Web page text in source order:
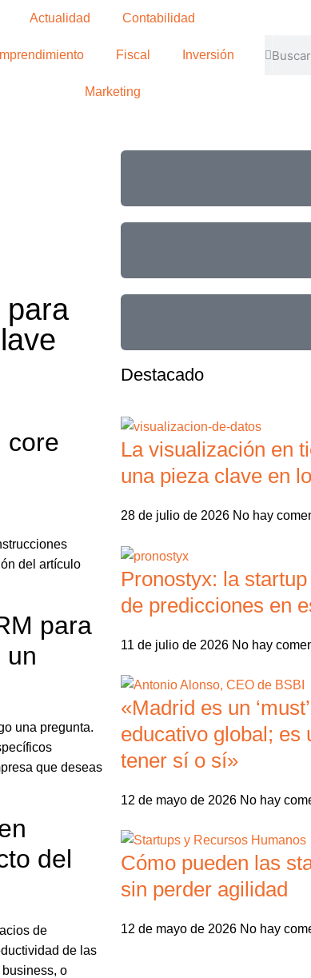
Actualidad Contabilidad
Fiscal Inversión
Marketing
para
core
del artículo
para
un
una pregunta.
que deseas
del
de
de las
o
Destacado
La visualización en
una pieza clave en
28 de julio de 2026 No hay
Pronostyx: la
de predicciones en
11 de julio de 2026 No hay
«Madrid es un
educativo global; es
tener sí o sí»
12 de mayo de 2026 No hay
Cómo pueden las
sin perder agilidad
12 de mayo de 2026 No hay